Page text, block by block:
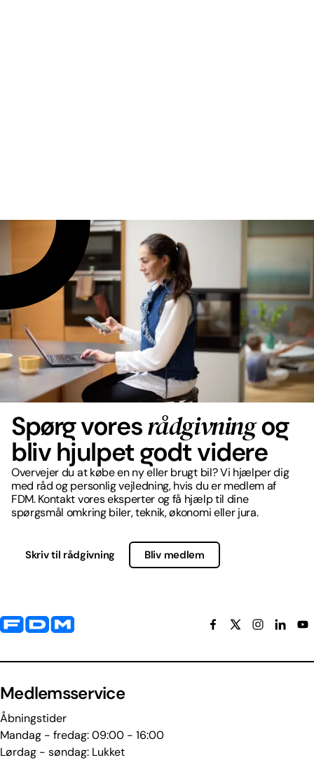
Spørg voresrådgivningog
bliv hjulpet godt videre
Overvejer du at købe en ny eller brugt bil? Vi hjælper dig
med råd og personlig vejledning, hvis du er medlem af
FDM. Kontakt vores eksperter og få hjælp til dine
spørgsmål omkring biler, teknik, økonomi eller jura.
Skriv til rådgivning Bliv medlem
Yderligere information og kontaktoplysninger
Medlemsservice
Åbningstider
Mandag - fredag: 09:00 - 16:00
Lørdag - søndag: Lukket